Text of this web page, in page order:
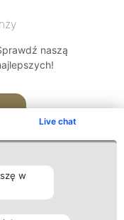
Live chat
w
naszą
Kontakt